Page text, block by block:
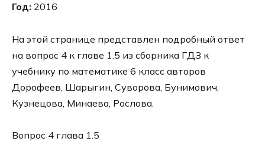
Год: 2016
На этой странице представлен подробный ответ
на вопрос 4 к главе 1.5 из сборника ГДЗ к
учебнику по математике 6 класс авторов
Дорофеев, Шарыгин, Суворова, Бунимович,
Кузнецова, Минаева, Рослова.
Вопрос 4 глава 1.5